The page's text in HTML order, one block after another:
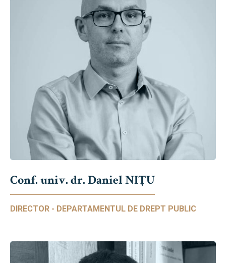
Conf. univ. dr. Daniel NIŢU
DIRECTOR - DEPARTAMENTUL DE DREPT PUBLIC